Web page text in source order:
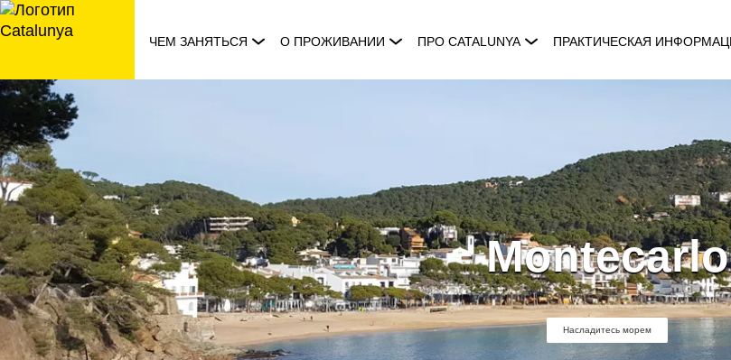
перейти
к
ЧЕМ ЗАНЯТЬСЯ О ПРОЖИВАНИИ ПРО CATALUNYA ПРАКТИЧЕСКАЯ
Montecarlo
Насладитесь морем